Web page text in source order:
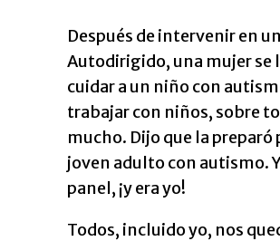
Después de intervenir en
Autodirigido, una mujer se
cuidar a un niño con
trabajar con niños, sobre
mucho. Dijo que la preparó
joven adulto con autismo.
panel, ¡y era yo!
Todos, incluido yo, nos